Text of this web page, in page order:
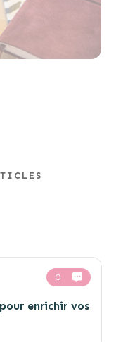
0
enrichir vos